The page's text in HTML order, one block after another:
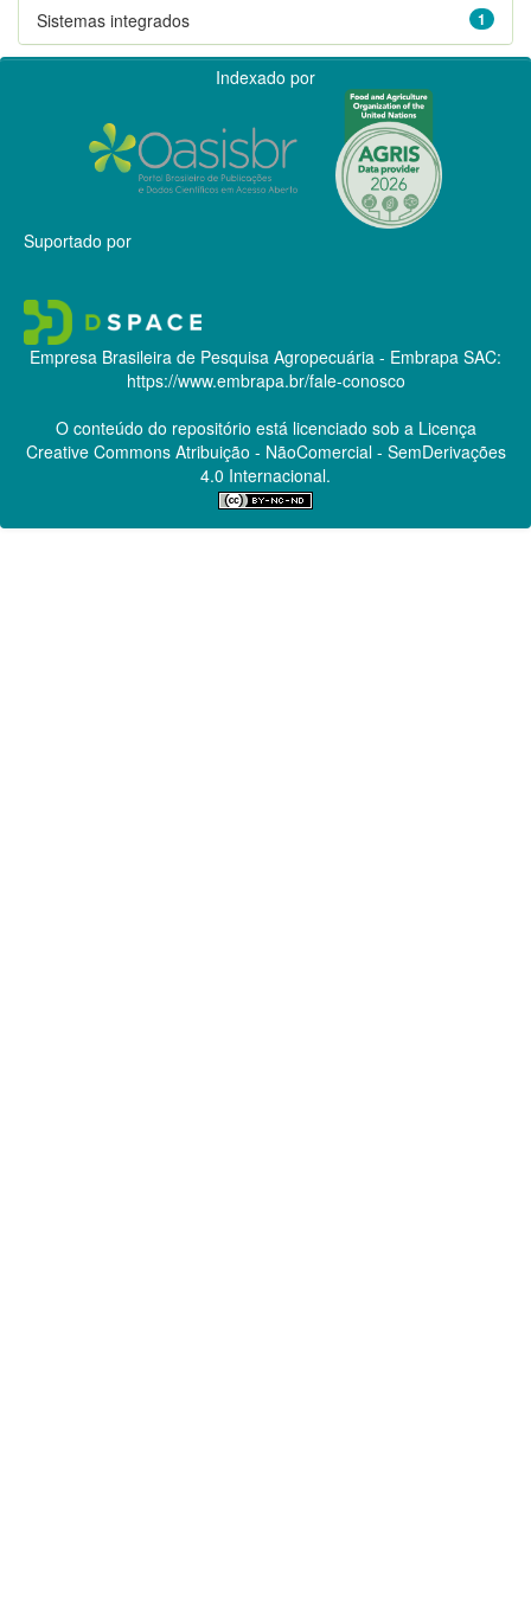
1
Sistemas integrados
Indexado por
Suportado por
Empresa Brasileira de Pesquisa Agropecuária - Embrapa SAC:
https://www.embrapa.br/fale-conosco
O conteúdo do repositório está licenciado sob a Licença
Creative CommonsAtribuição - NãoComercial - SemDerivações
4.0 Internacional.